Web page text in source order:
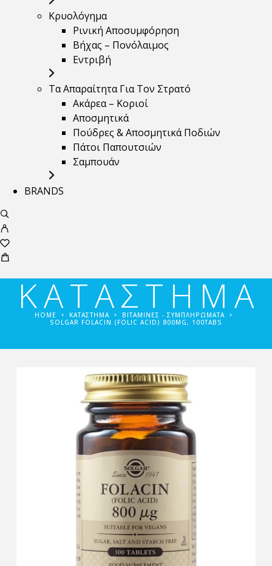
Κρυολόγημα
Ρινική Αποσυμφόρηση
Βήχας – Πονόλαιμος
Εντριβή
Τα Απαραίτητα Για Τον Στρατό
Ακάρεα – Κοριοί
Αποσμητικά
Πούδρες & Αποσμητικά Ποδιών
Πάτοι Παπουτσιών
Σαμπουάν
BRANDS
ΚΑΤΑΣΤΗΜΑ
HOME ΚΑΤΑΣΤΗΜΑ
ΒΙΤΑΜΊΝΕΣ - ΣΥΜΠΛΗΡΏΜΑΤΑ
SOLGAR FOLACIN (FOLIC ACID) 800ΜG, 100TABS